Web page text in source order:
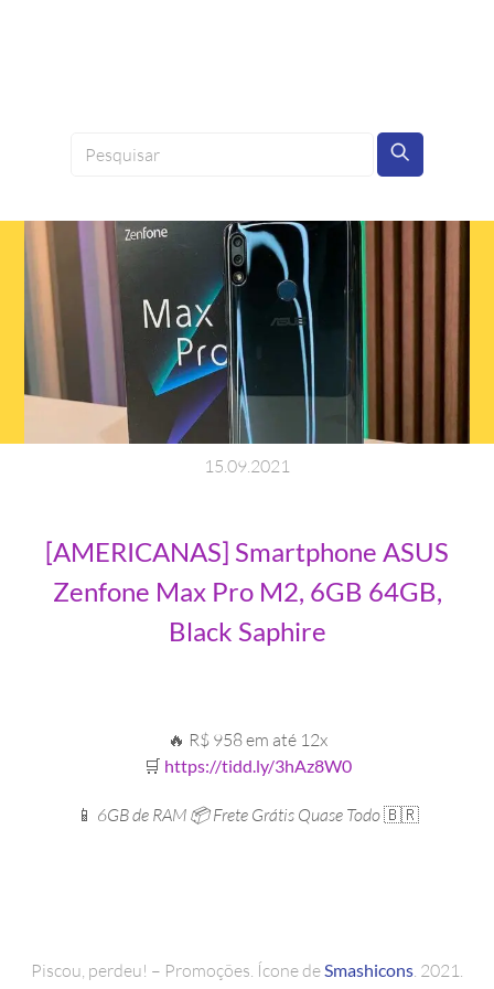
15 09 2021
[AMERICANAS] Smartphone ASUS
Zenfone Max Pro M2, 6GB 64GB,
Black Saphire
🔥 R$ 958 em até 12x
🛒 https://tidd.ly/3hAz8W0
📱 6GB de RAM 📦 Frete Grátis Quase Todo🇧🇷
Piscou, perdeu! – Promoções. Ícone de Smashicons . 2021.